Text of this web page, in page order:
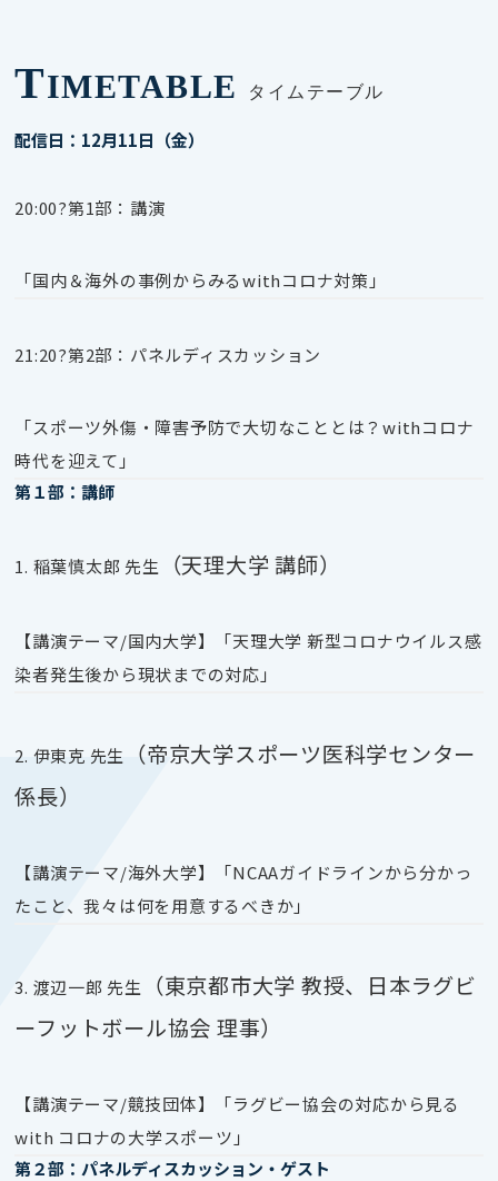
TIMETABLE タイムテーブル
配信日：12月11日（金）
20:00?第1部：講演
「国内＆海外の事例からみるwithコロナ対策」
21:20?第2部：パネルディスカッション
「スポーツ外傷・障害予防で大切なこととは？withコロナ
時代を迎えて」
第１部：講師
1. 稲葉慎太郎 先生 （天理大学 講師）
【講演テーマ/国内大学】「天理大学 新型コロナウイルス感
染者発生後から現状までの対応」
2. 伊東克 先生
（帝京大学スポーツ医科学センター
係長）
【講演テーマ/海外大学】「NCAAガイドラインから分かっ
たこと、我々は何を用意するべきか」
3. 渡辺一郎 先生
（東京都市大学 教授、日本ラグビ
ーフットボール協会 理事）
【講演テーマ/競技団体】「ラグビー協会の対応から見る
with コロナの大学スポーツ」
第２部：パネルディスカッション・ゲスト